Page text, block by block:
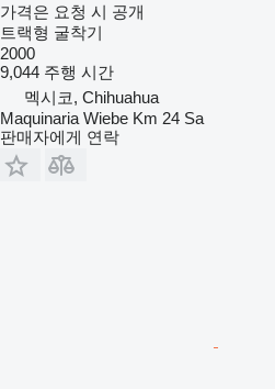
가격은 요청 시 공개
트랙형 굴착기
2000
9,044 주행 시간
멕시코, Chihuahua
Maquinaria Wiebe Km 24 Sa
판매자에게 연락